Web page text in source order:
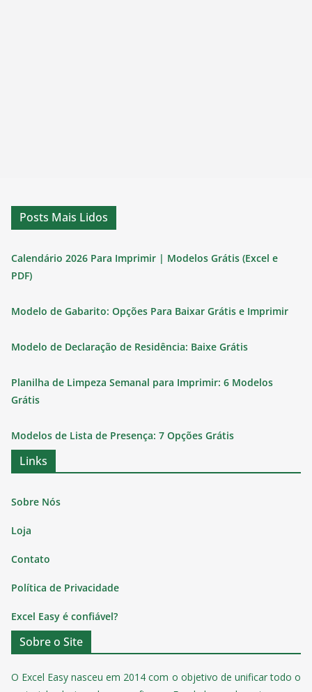
Posts Mais Lidos
Calendário 2026 Para Imprimir | Modelos Grátis (Excel e
PDF)
Modelo de Gabarito: Opções Para Baixar Grátis e Imprimir
Modelo de Declaração de Residência: Baixe Grátis
Planilha de Limpeza Semanal para Imprimir: 6 Modelos
Grátis
Modelos de Lista de Presença: 7 Opções Grátis
Links
Sobre Nós
Loja
Contato
Política de Privacidade
Excel Easy é confiável?
Sobre o Site
O Excel Easy nasceu em 2014 com o objetivo de unificar todo o